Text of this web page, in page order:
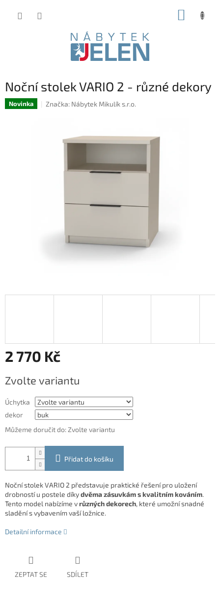
Noční stolek VARIO 2 - různé dekory
Novinka Značka: Nábytek Mikulík s.r.o.
2 770 Kč
cena:
Zvolte variantu
Úchytka
dekor
Můžeme doručit do: Zvolte variantu
Přidat do košíku
Noční stolek VARIO 2 představuje praktické řešení pro uložení
drobností u postele díkydvěma zásuvkám s kvalitním kováním.
Tento model nabízíme vrůzných dekorech, které umožní snadné
sladění s vybavením vaší ložnice.
Detailní informace
ZEPTAT SE SDÍLET